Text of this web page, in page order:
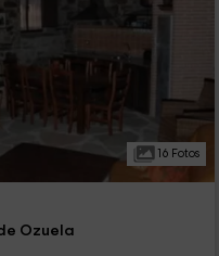
16 Fotos
Ozuela